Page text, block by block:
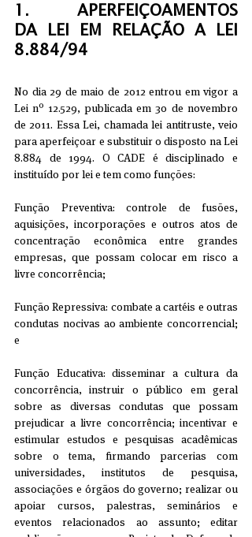
1.     APERFEIÇOAMENTOS
DA LEI EM RELAÇÃO A LEI
8.884/94
No dia 29 de maio de 2012 entrou em vigor a
Lei nº 12.529, publicada em 30 de novembro
de 2011. Essa Lei, chamada lei antitruste, veio
para aperfeiçoar e substituir o disposto na Lei
8.884 de 1994. O CADE é disciplinado e
instituído por lei e tem como funções:
Função Preventiva: controle de fusões,
aquisições, incorporações e outros atos de
concentração econômica entre grandes
empresas, que possam colocar em risco a
livre concorrência;
Função Repressiva: combate a cartéis e outras
condutas nocivas ao ambiente concorrencial;
e
Função Educativa: disseminar a cultura da
concorrência, instruir o público em geral
sobre as diversas condutas que possam
prejudicar a livre concorrência; incentivar e
estimular estudos e pesquisas acadêmicas
sobre o tema, firmando parcerias com
universidades, institutos de pesquisa,
associações e órgãos do governo; realizar ou
apoiar cursos, palestras, seminários e
eventos relacionados ao assunto; editar